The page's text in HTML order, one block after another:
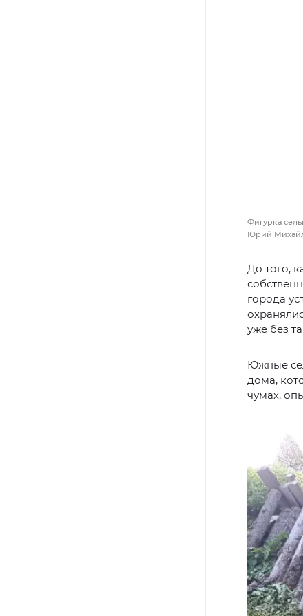
Фигурка
Юрий
До того,
города
уже без
Южные
дома,
чумах,